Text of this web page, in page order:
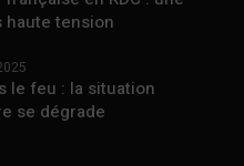
haute tension
le feu : la situation
se dégrade